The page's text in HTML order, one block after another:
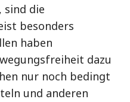
die
besonders
haben
dazu
nur noch bedingt
und anderen